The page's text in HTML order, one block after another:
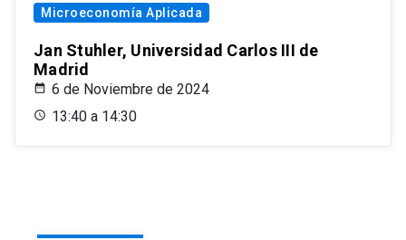
Microeconomía Aplicada
Jan Stuhler, Universidad Carlos III de
Madrid
6 de Noviembre de 2024
13:40 a 14:30